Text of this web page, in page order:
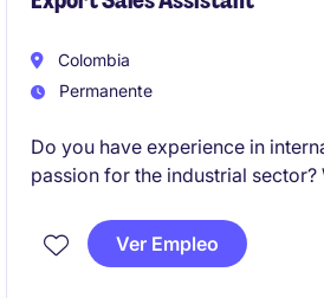
Colombia
Permanente
Do you have experience in
passion for the industrial
management and client
markets.
Ver Empleo